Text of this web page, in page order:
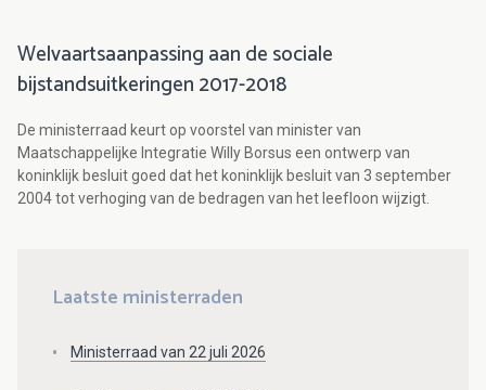
Welvaartsaanpassing aan de sociale
bijstandsuitkeringen 2017-2018
De ministerraad keurt op voorstel van minister van
Maatschappelijke Integratie Willy Borsus een ontwerp van
koninklijk besluit goed dat het koninklijk besluit van 3 september
2004 tot verhoging van de bedragen van het leefloon wijzigt.
Laatste ministerraden
Ministerraad van 22 juli 2026